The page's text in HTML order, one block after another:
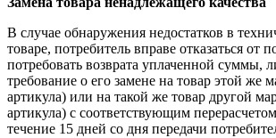
В случае обнаружения недостатков в
товаре, потребитель вправе отказаться от
потребовать возврата уплаченной суммы,
требование о его замене на товар этой же
артикула) или на такой же товар другой
артикула) с соответствующим
течение 15 дней со дня передачи